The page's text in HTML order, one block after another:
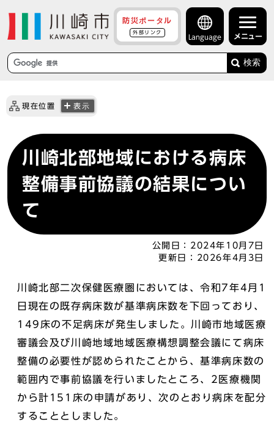
防災ポータル
外部リンク
Language メニュー
検索
現在位置 表示
川崎北部地域における病床
整備事前協議の結果につい
て
公開日： 2024年10月7日
更新日：
2026年4月3日
川崎北部二次保健医療圏においては、令和7年4月1
日現在の既存病床数が基準病床数を下回っており、
149床の不足病床が発生しました。川崎市地域医療
審議会及び川崎地域地域医療構想調整会議にて病床
整備の必要性が認められたことから、基準病床数の
範囲内で事前協議を行いましたところ、2医療機関
から計151床の申請があり、次のとおり病床を配分
することとしました。